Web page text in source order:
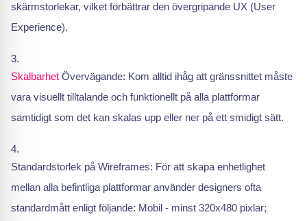
skärmstorlekar, vilket förbättrar den övergripande UX (User
Experience).
Skalbarhet Övervägande: Kom alltid ihåg att gränssnittet måste
vara visuellt tilltalande och funktionellt på alla plattformar
samtidigt som det kan skalas upp eller ner på ett smidigt sätt.
Standardstorlek på Wireframes: För att skapa enhetlighet
mellan alla befintliga plattformar använder designers ofta
standardmått enligt följande: Mobil - minst 320x480 pixlar;